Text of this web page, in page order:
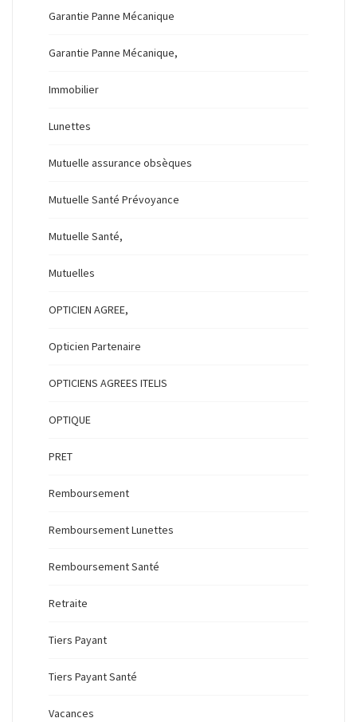
Garantie Panne Mécanique
Garantie Panne Mécanique,
Immobilier
Lunettes
Mutuelle assurance obsèques
Mutuelle Santé Prévoyance
Mutuelle Santé,
Mutuelles
OPTICIEN AGREE,
Opticien Partenaire
OPTICIENS AGREES ITELIS
OPTIQUE
PRET
Remboursement
Remboursement Lunettes
Remboursement Santé
Retraite
Tiers Payant
Tiers Payant Santé
Vacances